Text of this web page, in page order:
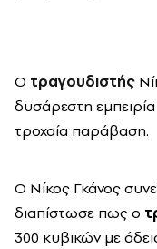
Ο τραγουδιστής
δυσάρεστη
τροχαία παράβαση.
Ο Νίκος Γκάνος
διαπίστωσε πως ο
300 κυβικών με